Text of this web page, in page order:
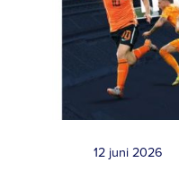
12 juni 2026